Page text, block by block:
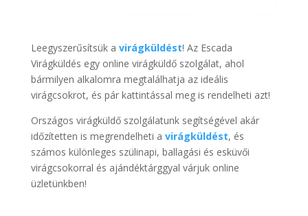
Leegyszerűsítsük a virágküldést! Az Escada
Virágküldés egy online virágküldő szolgálat, ahol
bármilyen alkalomra megtalálhatja az ideális
virágcsokrot, és pár kattintással meg is rendelheti azt!
Országos virágküldő szolgálatunk segítségével akár
időzítetten is megrendelheti a virágküldést, és
számos különleges szülinapi, ballagási és esküvői
virágcsokorral és ajándéktárggyal várjuk online
üzletünkben!